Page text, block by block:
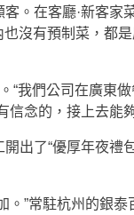
。在客廳·新客家
沒有預制菜，都
我們公司在廣東
念的，接上去能
出了“優厚年夜
”常駐杭州的銀